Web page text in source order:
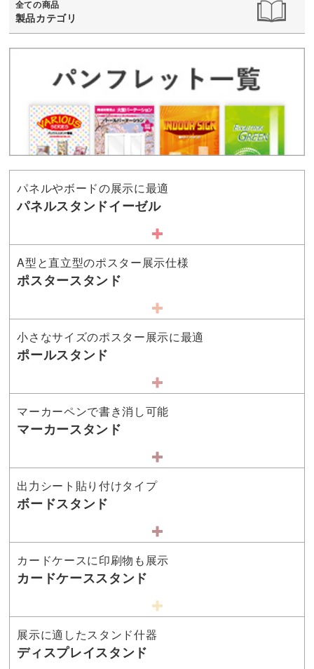
全ての商品
製品カテゴリ
パネルやボードの展示に最適
パネルスタンドイーゼル
A型と直立型のポスター展示仕様
ポスタースタンド
小さなサイズのポスター展示に最適
ポールスタンド
マーカーペンで書き消し可能
マーカースタンド
出力シート貼り付けタイプ
ボードスタンド
カードケースに印刷物も展示
カードケーススタンド
展示に適したスタンド什器
ディスプレイスタンド